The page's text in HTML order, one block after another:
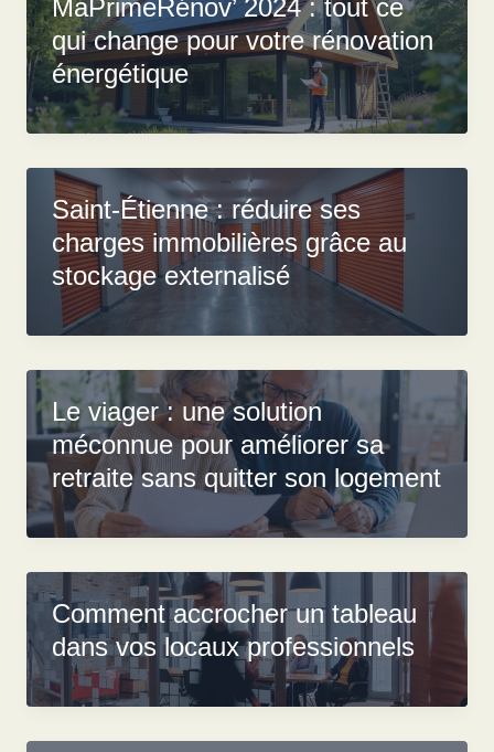
MaPrimeRénov’ 2024 : tout ce
qui change pour votre rénovation
énergétique
Saint-Étienne : réduire ses
charges immobilières grâce au
stockage externalisé
Le viager : une solution
méconnue pour améliorer sa
retraite sans quitter son logement
Comment accrocher un tableau
dans vos locaux professionnels